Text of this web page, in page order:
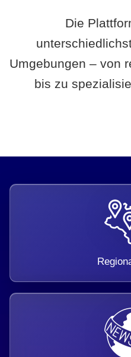
Die
Umgebungen – von
bis zu